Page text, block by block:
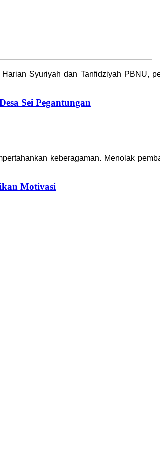
Syuriyah dan Tanfidziyah PBNU,
Sei Pegantungan
keberagaman. Menolak
Motivasi